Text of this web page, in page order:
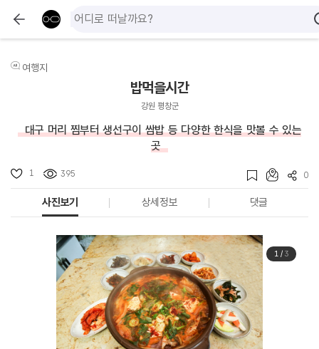
여행지
밥먹을시간
강원 평창군
대구 머리 찜부터 생선구이 쌈밥 등 다양한 한식을 맛볼 수 있는
곳
1 395 0
사진보기 상세정보 댓글
1/ 3